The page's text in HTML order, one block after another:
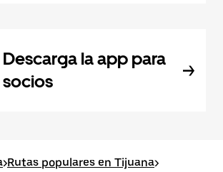
Descarga la app para
socios
>Rutas populares en Tijuana>